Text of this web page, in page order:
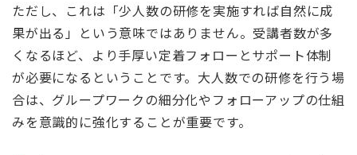
ただし、これは「少人数の研修を実施すれば自然に成
果が出る」という意味ではありません。受講者数が多
くなるほど、より手厚い定着フォローとサポート体制
が必要になるということです。大人数での研修を行う場
合は、グループワークの細分化やフォローアップの仕組
みを意識的に強化することが重要です。